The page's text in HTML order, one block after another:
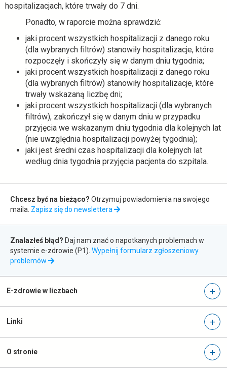
hospitalizacjach, które trwały do 7 dni.
Ponadto, w raporcie można sprawdzić:
jaki procent wszystkich hospitalizacji z danego roku
(dla wybranych filtrów) stanowiły hospitalizacje, które
rozpoczęły i skończyły się w danym dniu tygodnia;
jaki procent wszystkich hospitalizacji z danego roku
(dla wybranych filtrów) stanowiły hospitalizacje, które
trwały wskazaną liczbę dni;
jaki procent wszystkich hospitalizacji (dla wybranych
filtrów), zakończył się w danym dniu w przypadku
przyjęcia we wskazanym dniu tygodnia dla kolejnych lat
(nie uwzględnia hospitalizacji powyżej tygodnia);
jaki jest średni czas hospitalizacji dla kolejnych lat
według dnia tygodnia przyjęcia pacjenta do szpitala.
Zapis
do
newslettera
Chcesz być na bieżąco? Otrzymuj powiadomienia na swojego
maila. Zapisz się do newslettera
Zgłaszanie
błędów
Znalazłeś błąd? Daj nam znać o napotkanych problemach w
systemie e-zdrowie (P1). Wypełnij formularz zgłoszeniowy
problemów
otwiera
nowej
E-zdrowie w liczbach
Linki
O stronie